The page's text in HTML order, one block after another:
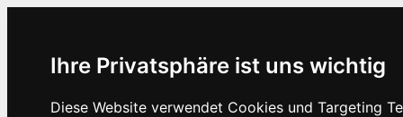
Ihre Privatsphäre ist uns wichtig
Diese Website verwendet Cookies und Targeting